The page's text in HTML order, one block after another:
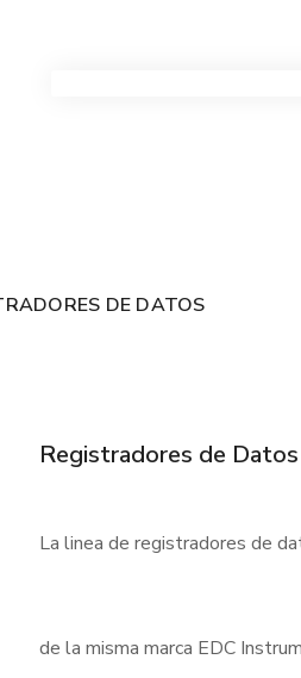
DE DATOS
Registradores de Datos
La linea de registradores de
de la misma marca EDC